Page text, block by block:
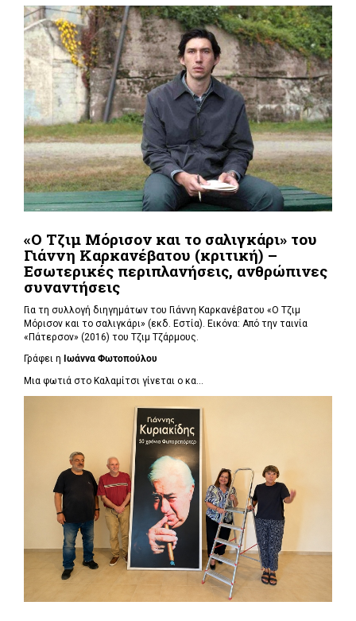
«Ο Τζιμ Μόρισον και το σαλιγκάρι» του
Γιάννη Καρκανέβατου (κριτική) –
Εσωτερικές περιπλανήσεις, ανθρώπινες
συναντήσεις
Για τη συλλογή διηγημάτων του Γιάννη Καρκανέβατου «Ο Τζιμ
Μόρισον και το σαλιγκάρι» (εκδ. Εστία). Εικόνα: Από την ταινία
«Πάτερσον» (2016) του Τζιμ Τζάρμους.
Γράφει η Ιωάννα Φωτοπούλου
Μια φωτιά στο Καλαμίτσι γίνεται ο κα...